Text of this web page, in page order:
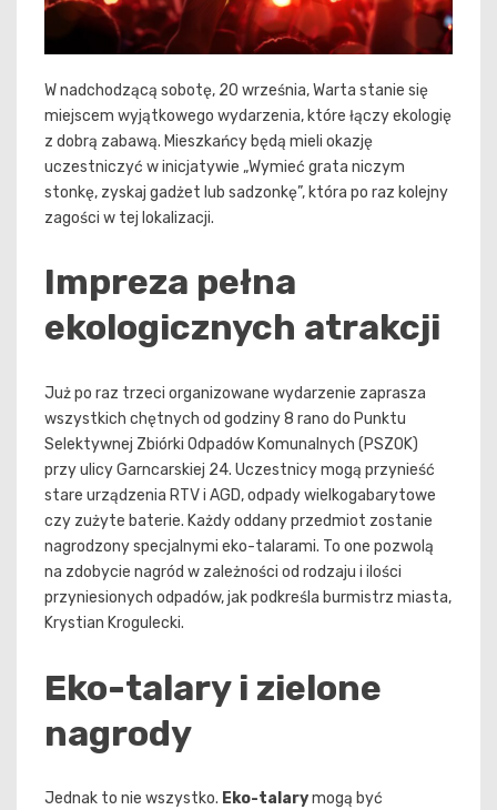
W nadchodzącą sobotę, 20 września, Warta stanie się
miejscem wyjątkowego wydarzenia, które łączy ekologię
z dobrą zabawą. Mieszkańcy będą mieli okazję
uczestniczyć w inicjatywie „Wymieć grata niczym
stonkę, zyskaj gadżet lub sadzonkę”, która po raz kolejny
zagości w tej lokalizacji.
Impreza pełna
ekologicznych atrakcji
Już po raz trzeci organizowane wydarzenie zaprasza
wszystkich chętnych od godziny 8 rano do Punktu
Selektywnej Zbiórki Odpadów Komunalnych (PSZOK)
przy ulicy Garncarskiej 24. Uczestnicy mogą przynieść
stare urządzenia RTV i AGD, odpady wielkogabarytowe
czy zużyte baterie. Każdy oddany przedmiot zostanie
nagrodzony specjalnymi eko-talarami. To one pozwolą
na zdobycie nagród w zależności od rodzaju i ilości
przyniesionych odpadów, jak podkreśla burmistrz miasta,
Krystian Krogulecki.
Eko-talary i zielone
nagrody
Jednak to nie wszystko. Eko-talarymogą być